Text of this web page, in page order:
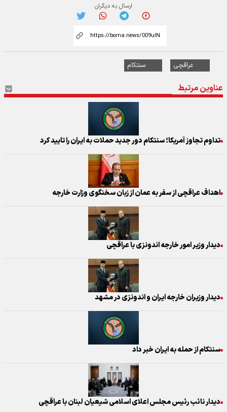
ارسال به دیگران
عراقچی سنتکام
عناوین مرتبط
تداوم تجاوز آمریکا؛ سنتکام دور جدید حملات به ایران را تایید کرد
اهداف عراقچی از سفر به عمان از زبان سخنگوی وزارت خارجه
دیدار وزیر امور خارجه اندونزی با عراقچی
دیدار وزیران خارجه ایران و اندونزی در مشهد
سنتکام از حمله به ایران خبر داد
دیدار نائب رئیس مجلس اعلای اسلامی شیعیان لبنان با عراقچی